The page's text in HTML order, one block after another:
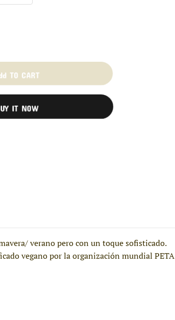
TO CART
IT NOW
verano pero con un toque sofisticado.
vegano por la organización mundial PETA